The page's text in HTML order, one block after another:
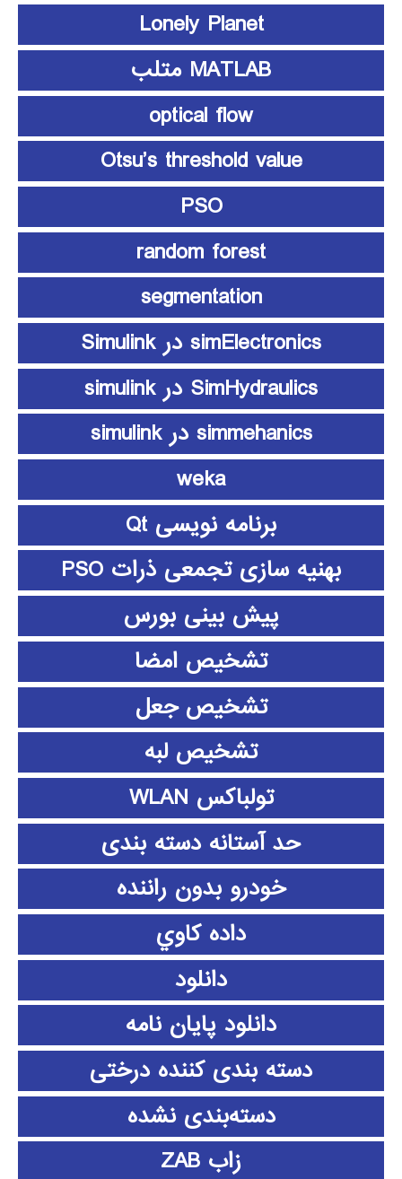
Lonely Planet
MATLAB متلب
optical flow
Otsu’s threshold value
PSO
random forest
segmentation
simElectronics در Simulink
SimHydraulics در simulink
simmehanics در simulink
weka
برنامه نویسی Qt
بهنیه سازی تجمعی ذرات PSO
پیش بینی بورس
تشخیص امضا
تشخیص جعل
تشخیص لبه
تولباکس WLAN
حد آستانه دسته بندی
خودرو بدون راننده
داده كاوي
دانلود
دانلود پايان نامه
دسته بندی کننده درختی
دسته‌بندی نشده
زاب ZAB